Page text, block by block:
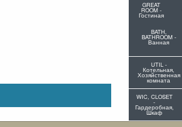
GREAT
ROOM -
Гостиная
BATH,
BATHROOM -
Ванная
UTIL -
Котельная,
Хозяйственная
комната
WIC, CLOSET
-
Гардеробная,
Шкаф